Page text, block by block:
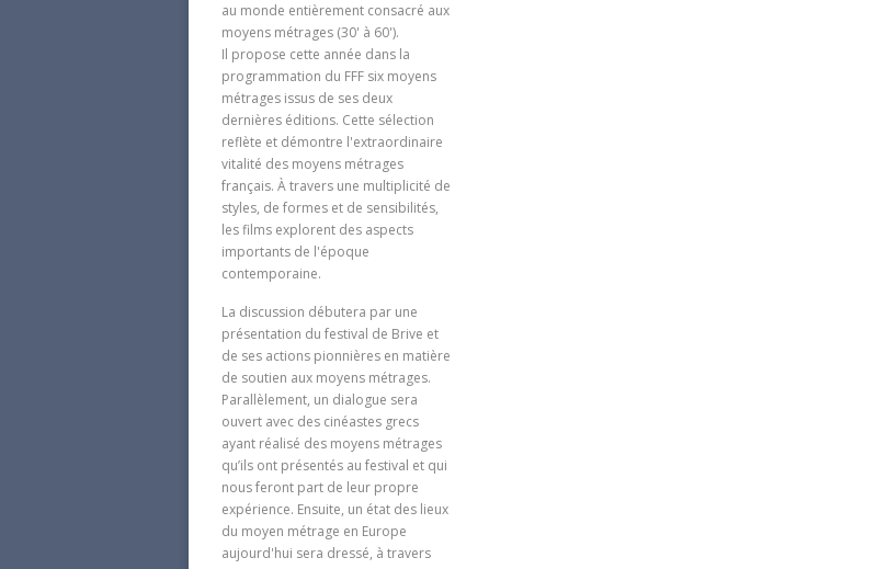
au monde entièrement consacré aux
moyens métrages (30' à 60').
Il propose cette année dans la
programmation du FFF six moyens
métrages issus de ses deux
dernières éditions. Cette sélection
reflète et démontre l'extraordinaire
vitalité des moyens métrages
français. À travers une multiplicité de
styles, de formes et de sensibilités,
les films explorent des aspects
importants de l'époque
contemporaine.
La discussion débutera par une
présentation du festival de Brive et
de ses actions pionnières en matière
de soutien aux moyens métrages.
Parallèlement, un dialogue sera
ouvert avec des cinéastes grecs
ayant réalisé des moyens métrages
qu’ils ont présentés au festival et qui
nous feront part de leur propre
expérience. Ensuite, un état des lieux
du moyen métrage en Europe
aujourd'hui sera dressé, à travers